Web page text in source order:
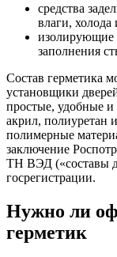
средства
влаги,
изолирующие
заполнения
Состав герметика
установщики
простые, удобные и
акрил, полиуретан
полимерные
заключение
ТН ВЭД («составы
госрегистрации.
Нужно ли
герметик